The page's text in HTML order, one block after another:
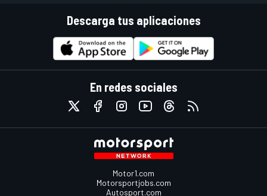
Descarga tus aplicaciones
En redes sociales
Motor1.com
Motorsportjobs.com
Autosport.com